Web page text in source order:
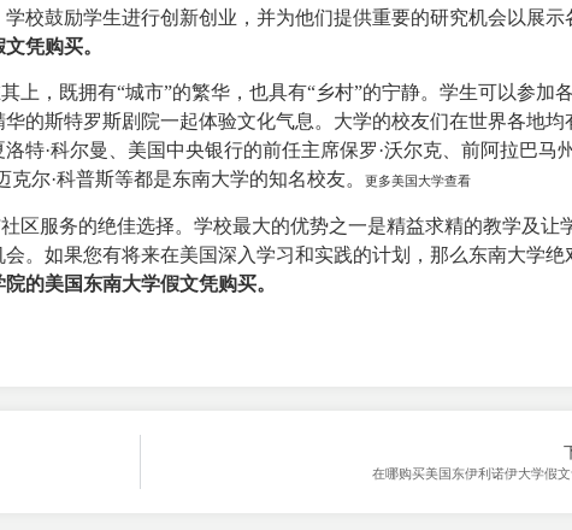
校鼓励学生进行创新创业，并为他们提供重要的研究机会以展示
凭购买。
，既拥有“城市”的繁华，也具有“乡村”的宁静。学生可以参加
的斯特罗斯剧院一起体验文化气息。 大学的校友们在世界各地均
特·科尔曼、美国中央银行的前任主席保罗·沃尔克、前阿拉巴马
尔·科普斯等都是东南大学的知名校友。
更多美国大学查看
服务的绝佳选择。学校最大的优势之一是精益求精的教学及让
。如果您有将来在美国深入学习和实践的计划，那么东南大学绝
的美国东南大学假文凭购买。
在哪购买美国东伊利诺伊大学假